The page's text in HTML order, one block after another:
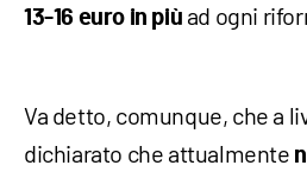
13-16 euro in più ad ogni
Va detto, comunque, che a
dichiarato che attualmente